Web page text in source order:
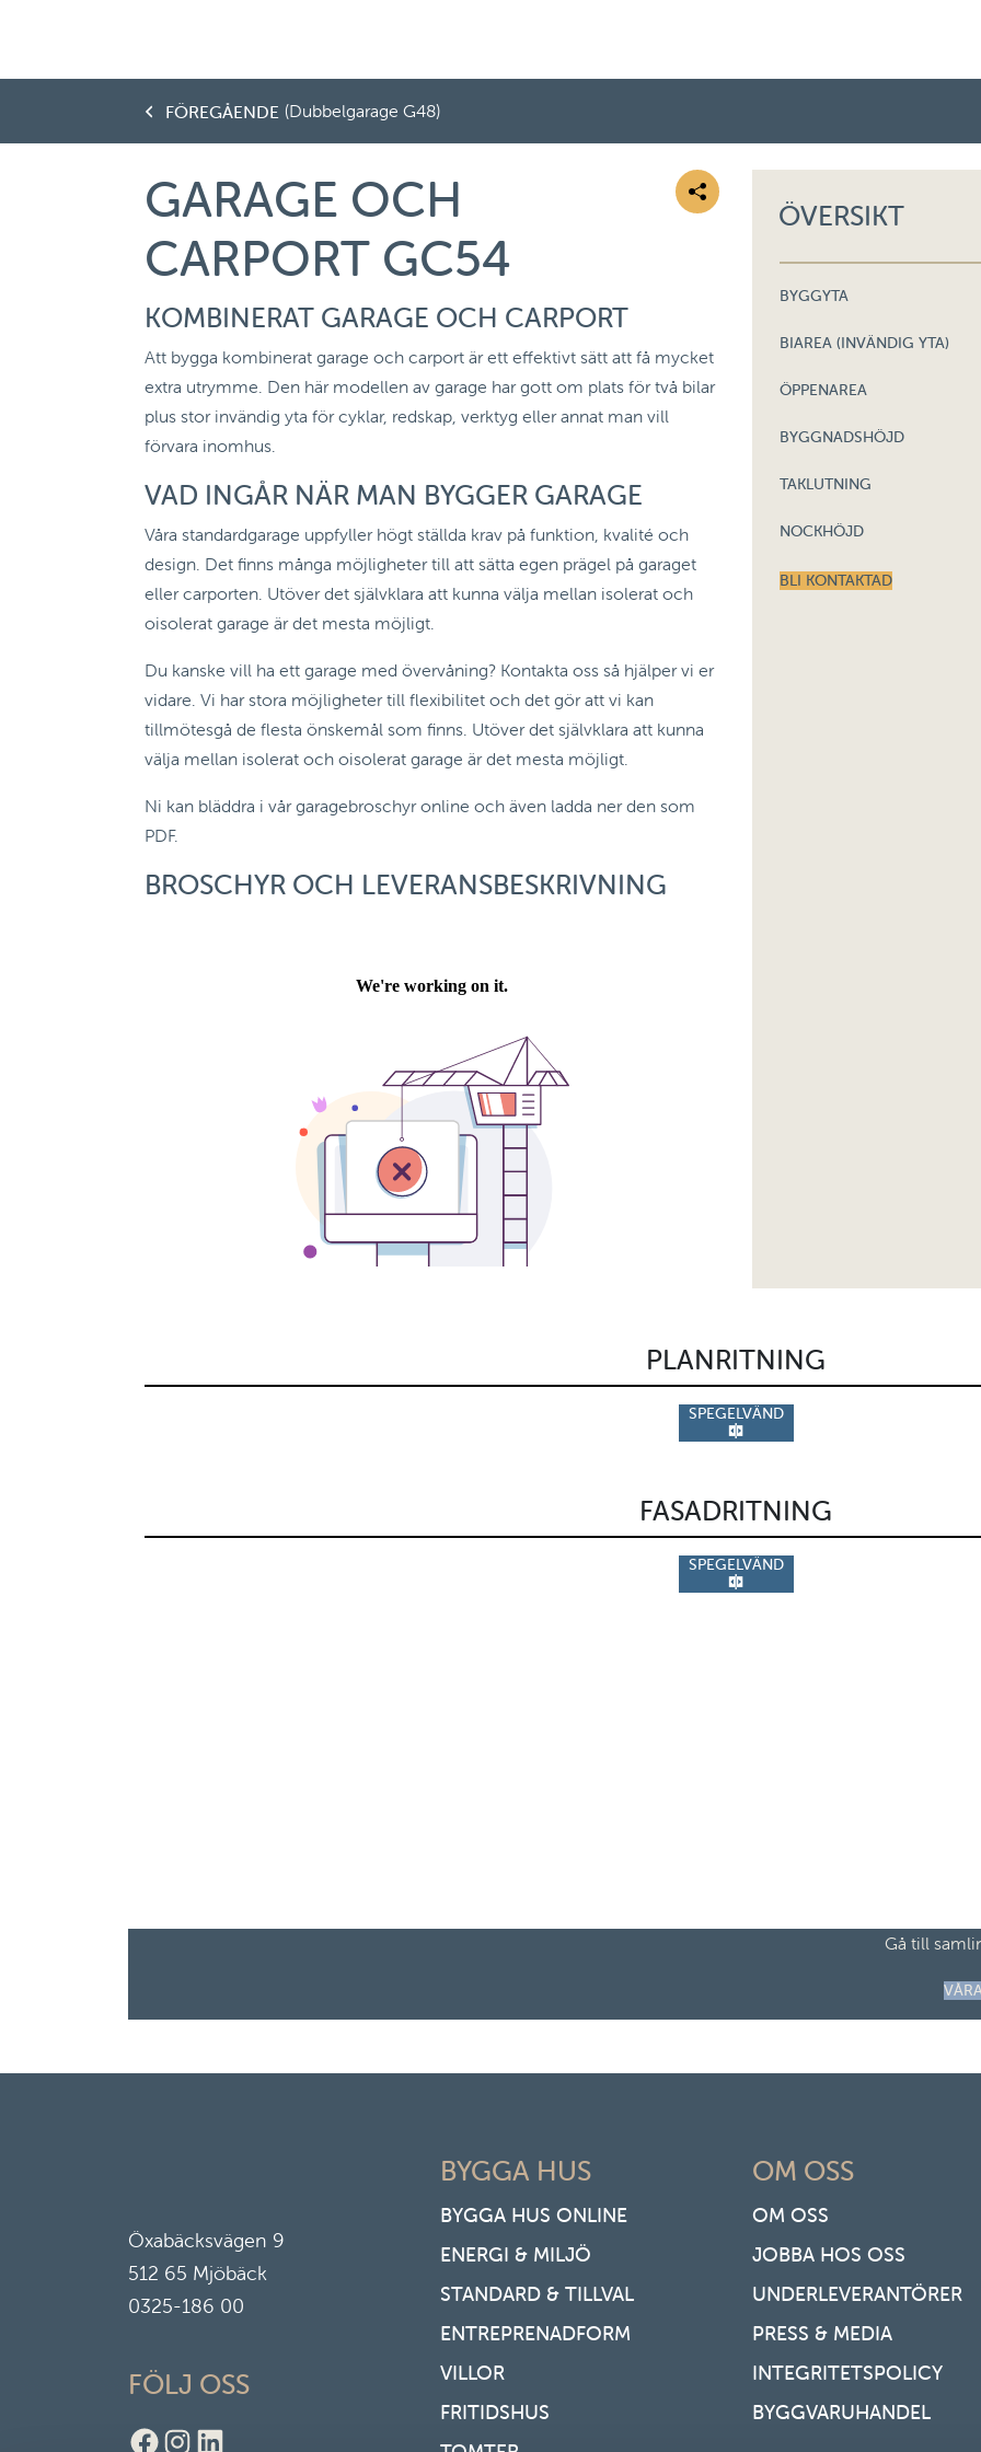
(Dubbelgarage G48)
FÖREGÅENDE
GARAGE OCH
CARPORT GC54
KOMBINERAT GARAGE OCH CARPORT
Att bygga kombinerat garage och carport är ett effektivt sätt att få mycket
extra utrymme. Den här modellen av garage har gott om plats för två bilar
plus stor invändig yta för cyklar, redskap, verktyg eller annat man vill
förvara inomhus.
VAD INGÅR NÄR MAN BYGGER GARAGE
Våra standardgarage uppfyller högt ställda krav på funktion, kvalité och
design. Det finns många möjligheter till att sätta egen prägel på garaget
eller carporten. Utöver det självklara att kunna välja mellan isolerat och
oisolerat garage är det mesta möjligt.
Du kanske vill ha ett garage med övervåning? Kontakta oss så hjälper vi er
vidare. Vi har stora möjligheter till flexibilitet och det gör att vi kan
tillmötesgå de flesta önskemål som finns. Utöver det självklara att kunna
välja mellan isolerat och oisolerat garage är det mesta möjligt.
Ni kan bläddra i vår garagebroschyr online och även ladda ner den som
PDF.
BROSCHYR OCH LEVERANSBESKRIVNING
ÖVERSIKT
BYGGYTA
BIAREA (INVÄNDIG YTA)
ÖPPENAREA
BYGGNADSHÖJD
TAKLUTNING
NOCKHÖJD
BLI KONTAKTAD
PLANRITNING
SPEGELVÄND
FASADRITNING
SPEGELVÄND
Gå till
Öxabäcksvägen 9
512 65 Mjöbäck
0325-186 00
FÖLJ OSS
Facebook
Instagram
LinkedIn
BYGGA HUS
BYGGA HUS ONLINE
ENERGI & MILJÖ
STANDARD & TILLVAL
ENTREPRENADFORM
VILLOR
FRITIDSHUS
OM OSS
OM OSS
JOBBA HOS OSS
UNDERLEVERANTÖRER
PRESS & MEDIA
INTEGRITETSPOLICY
BYGGVARUHANDEL